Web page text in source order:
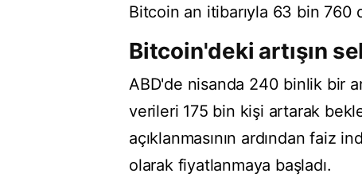
Bitcoin an itibarıyla 63 bin 760
Bitcoin'deki artışın
ABD'de nisanda 240 binlik bir
verileri 175 bin kişi artarak
açıklanmasının ardından faiz
olarak fiyatlanmaya başladı.